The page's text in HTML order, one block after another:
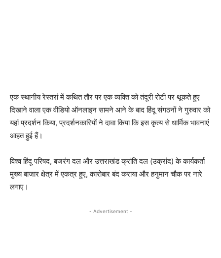
एक स्थानीय रेस्तरां में कथित तौर पर एक व्यक्ति को तंदूरी रोटी पर थूकते हुए
दिखाने वाला एक वीडियो ऑनलाइन सामने आने के बाद हिंदू संगठनों ने गुरुवार को
यहां प्रदर्शन किया, प्रदर्शनकारियों ने दावा किया कि इस कृत्य से धार्मिक भावनाएं
आहत हुई हैं।
विश्व हिंदू परिषद, बजरंग दल और उत्तराखंड क्रांति दल (उक्रांद) के कार्यकर्ता
मुख्य बाजार क्षेत्र में एकत्र हुए, कारोबार बंद कराया और हनुमान चौक पर नारे
लगाए।
- Advertisement -